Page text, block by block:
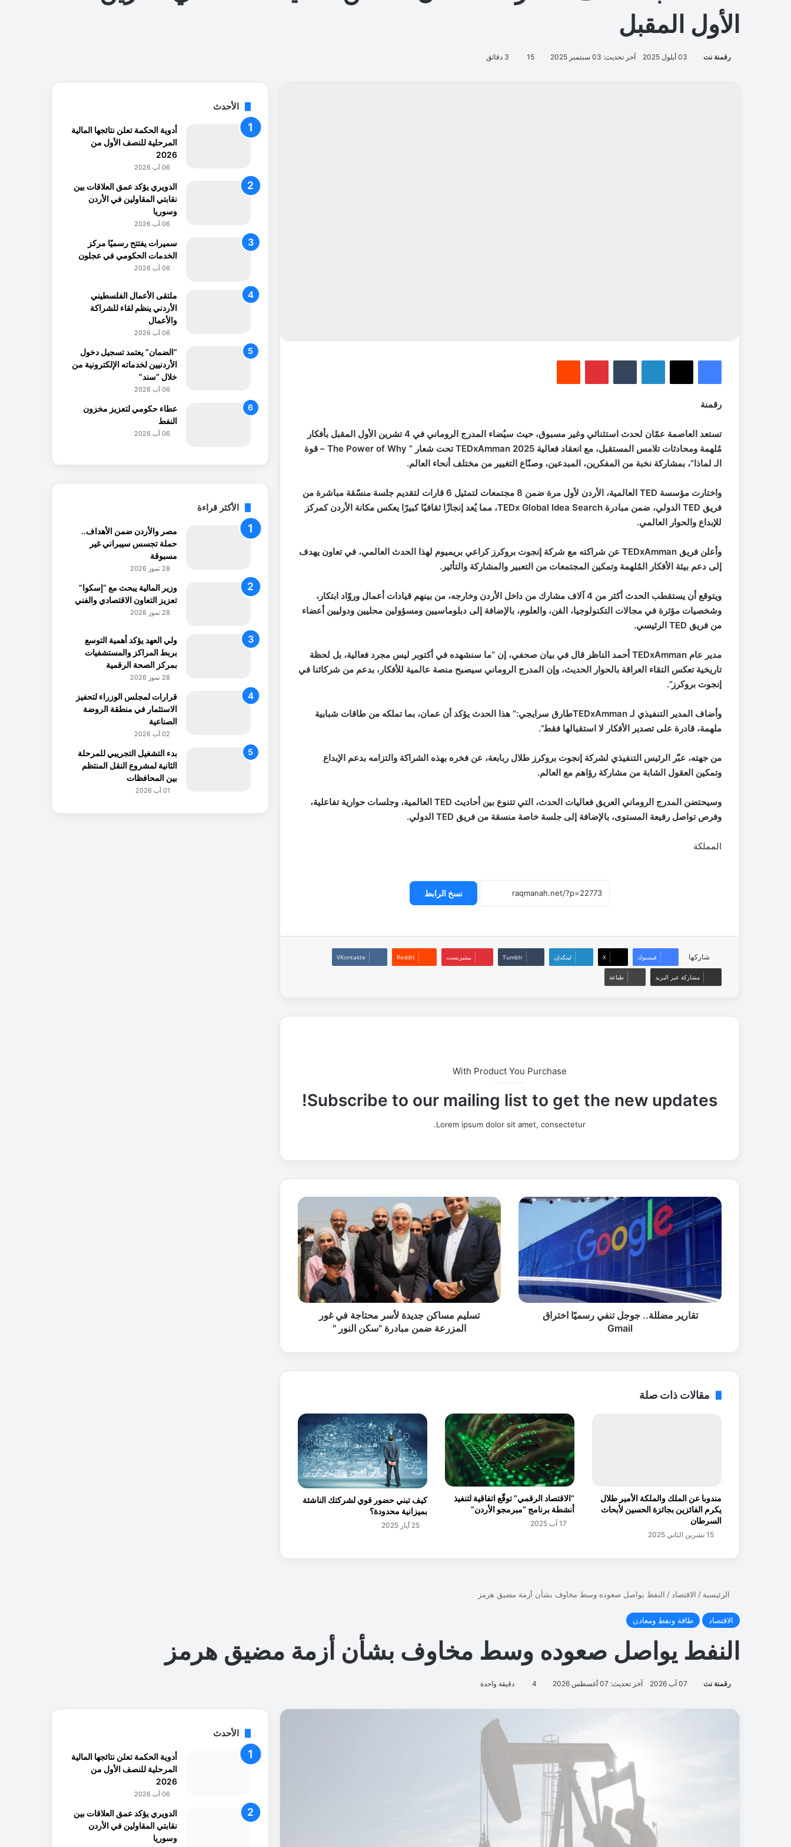
الأول المقبل
رقمنة نت 03 أيلول 2025 آخر تحديث: 03 سبتمبر 2025 15
فيسبوك لينكدإن بينتيريست
رقمنة
تستعد العاصمة عمّان لحدث استثنائي وغير مسبوق، حيث سيُضاء المدرج الروماني في 4 تشرين الأول المقبل بأفكار
مُلهمة ومحادثات تلامس المستقبل، مع انعقاد فعالية TEDxAmman 2025 تحت شعار ” The Power of Why – قوة
الـ لماذا”، بمشاركة نخبة من المفكرين، المبدعين، وصنّاع التغيير من مختلف أنحاء العالم.
واختارت مؤسسة TED العالمية، الأردن لأول مرة ضمن 8 مجتمعات لتمثيل 6 قارات لتقديم جلسة منسّقة مباشرة من
فريق TED الدولي، ضمن مبادرة TEDx Global Idea Search، مما يُعد إنجازًا ثقافيًا كبيرًا يعكس مكانة الأردن كمركز
للإبداع والحوار العالمي.
وأعلن فريق TEDxAmman عن شراكته مع شركة إنجوت بروكرز كراعي بريميوم لهذا الحدث العالمي، في تعاون يهدف
إلى دعم بيئة الأفكار المُلهمة وتمكين المجتمعات من التعبير والمشاركة والتأثير.
ويتوقع أن يستقطب الحدث أكثر من 4 آلاف مشارك من داخل الأردن وخارجه، من بينهم قيادات أعمال وروّاد ابتكار،
وشخصيات مؤثرة في مجالات التكنولوجيا، الفن، والعلوم، بالإضافة إلى دبلوماسيين ومسؤولين محليين ودوليين أعضاء
من فريق TED الرئيسي.
مدير عام TEDxAmman أحمد الناظر قال في بيان صحفي، إن “ما سنشهده في أكتوبر ليس مجرد فعالية، بل لحظة
تاريخية تعكس التقاء العراقة بالحوار الحديث، وإن المدرج الروماني سيصبح منصة عالمية للأفكار، بدعم من شركائنا في
إنجوت بروكرز”.
وأضاف المدير التنفيذي لـ TEDxAmmanطارق سرايجي:” هذا الحدث يؤكد أن عمان، بما تملكه من طاقات شبابية
ملهمة، قادرة على تصدير الأفكار لا استقبالها فقط”.
من جهته، عبّر الرئيس التنفيذي لشركة إنجوت بروكرز طلال ربابعة، عن فخره بهذه الشراكة والتزامه بدعم الإبداع
وتمكين العقول الشابة من مشاركة رؤاهم مع العالم.
وسيحتضن المدرج الروماني العريق فعاليات الحدث، التي تتنوع بين أحاديث TED العالمية، وجلسات حوارية تفاعلية،
وفرص تواصل رفيعة المستوى، بالإضافة إلى جلسة خاصة منسقة من فريق TED الدولي.
المملكة
نسخ الرابط
شاركها فيسبوك ‫X لينكدإن بينتيريست
مشاركة عبر البريد طباعة
With Product You Purchase
Subscribe to our mailing list to get the new updates!
Lorem ipsum dolor sit amet, consectetur.
ت
ق
ر
ض
ل
.
ل
يً
ا
ا
ر
G
m
a
l
تقارير مضللة.. جوجل تنفي رسميًا اختراق
Gmail
ت
س
ل
ي
م
م
س
ك
ي
س
م
ح
ت
ا
ج
ة
ف
ر
م
ة
ض
ن
ب
ا
ن
تسليم مساكن جديدة لأسر محتاجة في غور
المزرعة ضمن مبادرة "سكن النور "
مقالات ذات صلة
مندوبا عن الملك والملكة الأمير طلال
يكرم الفائزين بجائزة الحسين لأبحاث
السرطان
15 تشرين الثاني 2025
“الاقتصاد الرقمي” توقّع اتفاقية لتنفيذ
أنشطة برنامج “مبرمجو الأردن”
17 آب 2025
كيف تبني حضور قوي لشركتك الناشئة
بميزانية محدودة؟
25 أيار 2025
الأحدث
أدوية الحكمة تعلن نتائجها المالية
المرحلية للنصف الأول من
2026
06 آب 2026
الدويري يؤكد عمق العلاقات بين
نقابتي المقاولين في الأردن
وسوريا
06 آب 2026
سميرات يفتتح رسميًا مركز
الخدمات الحكومي في عجلون
06 آب 2026
ملتقى الأعمال الفلسطيني
الأردني ينظم لقاء للشراكة
والأعمال
06 آب 2026
“الضمان” يعتمد تسجيل دخول
الأردنيين لخدماته الإلكترونية من
خلال “سند”
06 آب 2026
عطاء حكومي لتعزيز مخزون
النفط
06 آب 2026
الأكثر قراءة
مصر والأردن ضمن الأهداف..
حملة تجسس سيبراني غير
مسبوقة
28 تموز 2026
وزير المالية يبحث مع “إسكوا”
تعزيز التعاون الاقتصادي والفني
28 تموز 2026
ولي العهد يؤكد أهمية التوسع
بربط المراكز والمستشفيات
بمركز الصحة الرقمية
28 تموز 2026
قرارات لمجلس الوزراء لتحفيز
الاستثمار في منطقة الروضة
الصناعية
02 آب 2026
بدء التشغيل التجريبي للمرحلة
الثانية لمشروع النقل المنتظم
بين المحافظات
01 آب 2026